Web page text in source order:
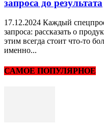
запроса до результата
17.12.2024 Каждый
запроса: рассказать о
этим всегда стоит что-то
именно...
САМОЕ ПОПУЛЯРНОЕ